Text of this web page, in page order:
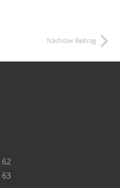
Nächster Beitrag
62